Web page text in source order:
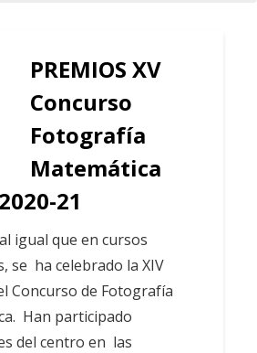
PREMIOS XV
Concurso
Fotografía
Matemática
21
igual que en cursos
se ha celebrado la XIV
Concurso de Fotografía
Han participado
del centro en las